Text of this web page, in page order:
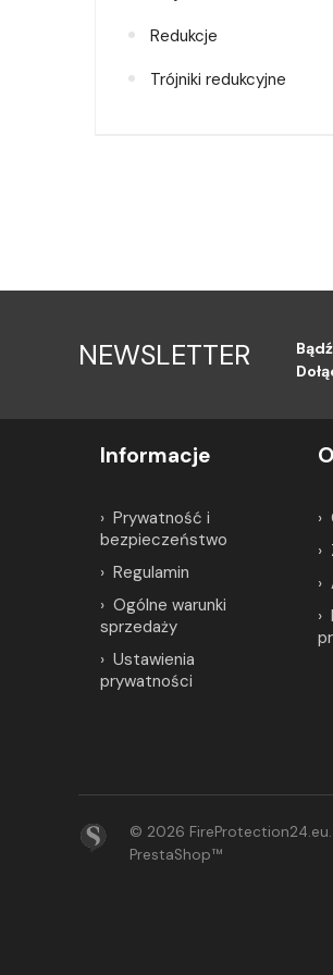
Redukcje
Trójniki redukcyjne
NEWSLETTER
Informacje
Prywatność i
bezpieczeństwo
Regulamin
Ogólne warunki
sprzedaży
Ustawienia
prywatności
© 2026
PrestaShop™